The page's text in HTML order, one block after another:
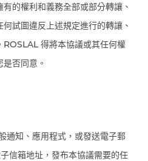
的權利和義務全部或部分轉讓、
試圖違反上述規定進行的轉讓、
得將本協議或其任何權
否同意。
通知、應用程式，或發送電子郵
信箱地址，發布本協議需要的任